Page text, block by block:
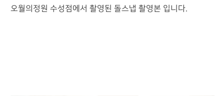
오월의정원 수성점에서 촬영된 돌스냅 촬영본 입니다.